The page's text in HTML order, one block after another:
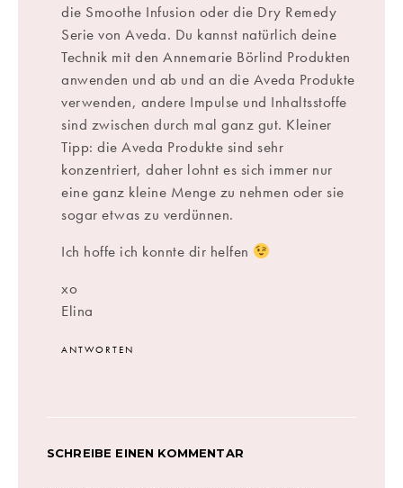
die Smoothe Infusion oder die Dry Remedy
Serie von Aveda. Du kannst natürlich deine
Technik mit den Annemarie Börlind Produkten
anwenden und ab und an die Aveda Produkte
verwenden, andere Impulse und Inhaltsstoffe
sind zwischen durch mal ganz gut. Kleiner
Tipp: die Aveda Produkte sind sehr
konzentriert, daher lohnt es sich immer nur
eine ganz kleine Menge zu nehmen oder sie
sogar etwas zu verdünnen.
Ich hoffe ich konnte dir helfen
xo
Elina
ANTWORTEN
SCHREIBE EINEN KOMMENTAR